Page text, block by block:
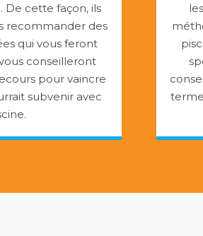
De cette façon, ils
recommander des
qui vous feront
conseilleront
pour vaincre
subvenir avec